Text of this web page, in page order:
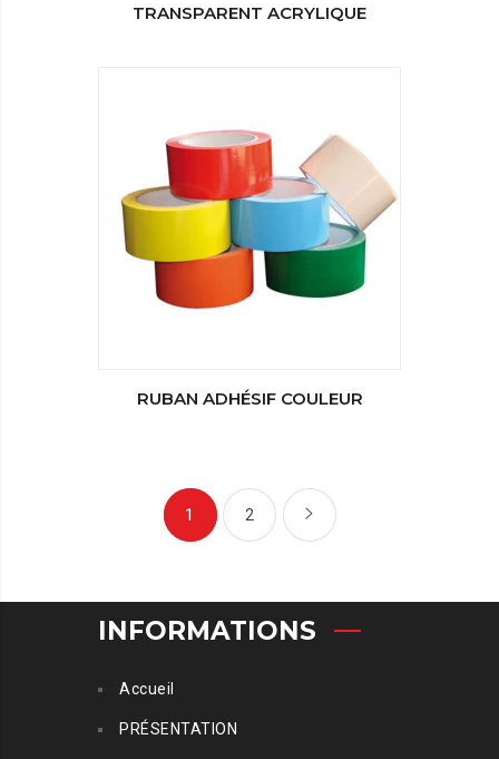
TRANSPARENT ACRYLIQUE
RUBAN ADHÉSIF COULEUR
1 2
INFORMATIONS
Accueil
PRÉSENTATION